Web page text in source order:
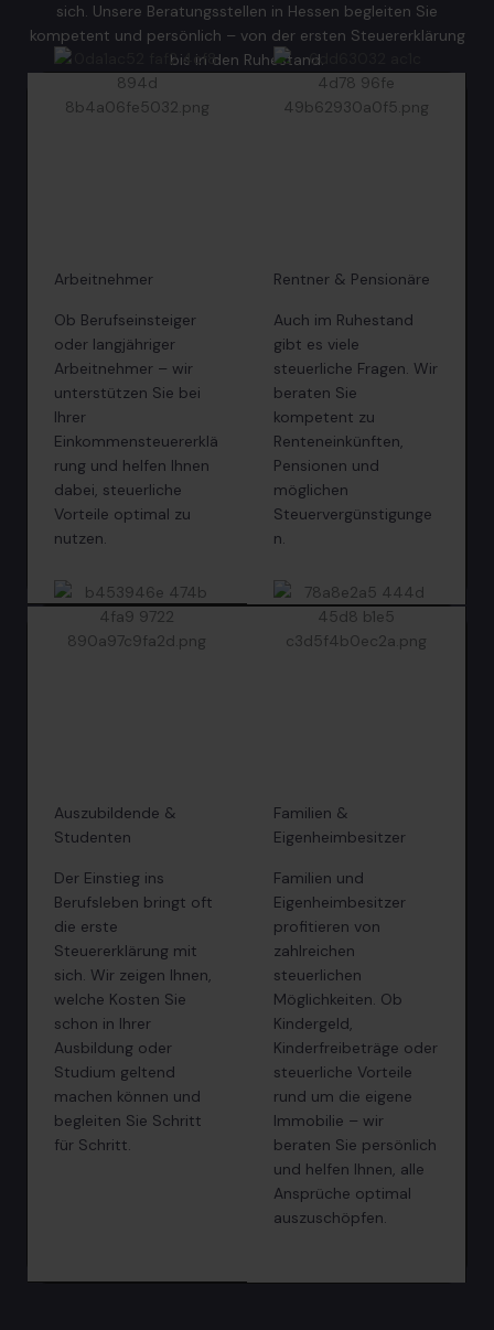
sich. Unsere Beratungsstellen in Hessen begleiten Sie
kompetent und persönlich – von der ersten Steuererklärung
bis in den Ruhestand.
Arbeitnehmer
Ob Berufseinsteiger
oder langjähriger
Arbeitnehmer – wir
unterstützen Sie bei
Ihrer
Einkommensteuererklä
rung und helfen Ihnen
dabei, steuerliche
Vorteile optimal zu
nutzen.
Rentner & Pensionäre
Auch im Ruhestand
gibt es viele
steuerliche Fragen. Wir
beraten Sie
kompetent zu
Renteneinkünften,
Pensionen und
möglichen
Steuervergünstigunge
n.
Auszubildende &
Studenten
Der Einstieg ins
Berufsleben bringt oft
die erste
Steuererklärung mit
sich. Wir zeigen Ihnen,
welche Kosten Sie
schon in Ihrer
Ausbildung oder
Studium geltend
machen können und
begleiten Sie Schritt
für Schritt.
Familien &
Eigenheimbesitzer
Familien und
Eigenheimbesitzer
profitieren von
zahlreichen
steuerlichen
Möglichkeiten. Ob
Kindergeld,
Kinderfreibeträge oder
steuerliche Vorteile
rund um die eigene
Immobilie – wir
beraten Sie persönlich
und helfen Ihnen, alle
Ansprüche optimal
auszuschöpfen.